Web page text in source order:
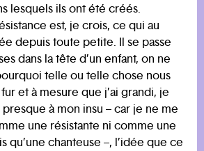
lesquels ils ont été créés.
est, je crois, ce qui au
depuis toute petite. Il se passe
dans la tête d’un enfant, on ne
telle ou telle chose nous
et à mesure que j’ai grandi, je
à mon insu – car je ne me
une résistante ni comme une
qu’une chanteuse –, l’idée que ce